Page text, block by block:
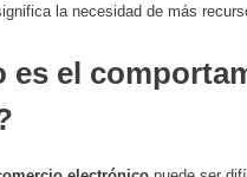
la necesidad de más
es el